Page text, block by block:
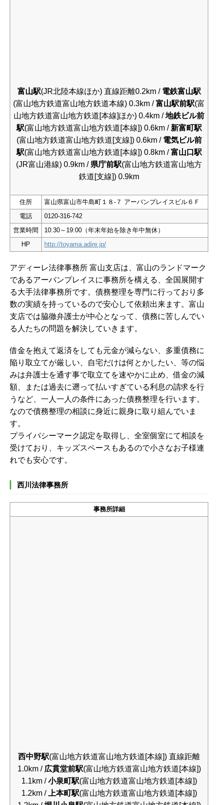
富山駅(JR北陸本線ほか) 直線距離0.2km / 電鉄富山駅
(富山地方鉄道富山地方鉄道本線) 0.3km /富山駅前駅(富
山地方鉄道富山地方鉄道[本線]ほか) 0.4km /地鉄ビル前
駅(富山地方鉄道富山地方鉄道[本線]) 0.6km / 新富町駅
(富山地方鉄道富山地方鉄道[支線]) 0.6km / 電気ビル前
駅(富山地方鉄道富山地方鉄道[本線]) 0.8km /富山口駅
(JR富山港線) 0.9km / 県庁前駅(富山地方鉄道富山地方
鉄道[支線]) 0.9km
住所
富山県富山市牛島町１８-７ アーバンプレイスビル６Ｆ
電話
0120-316-742
営業時間
10:30～19:00（年末年始を除き年中無休）
HP
http://toyama.adire.jp/
アディーレ法律事務所 富山支店は、富山のランドマーク
であるアーバンプレイスに事務所を構える、全国展開す
る大手法律事務所です。債務整理を専門に行っており多
数の実績を持っているので安心して依頼出来ます。富山
支店では脇徹弁護士が中心となって、債務に苦しんでい
る人たちの問題を解決していきます。
借金を抱えて返済をしても元金が減らない、多重債務に
陥り取立てが厳しい、自宅だけは何とかしたい、等の悩
みは弁護士を通す事で取立てを速やかに止め、借金の減
額、または過去に遡って払いすぎている利息の請求を行
うなど、一人一人の条件にあった債務整理を行います。
なので債務整理の相談に身近に親身に取り組んでいま
す。
プライバシーマーク認定を取得し、全室個室にて相談を
受けており、キッズスペースもあるので小さなお子様連
れでも安心です。
西川法律事務所
事務所詳細
西中野駅(富山地方鉄道富山地方鉄道[本線]) 直線距離
1.0km / 広貫堂前駅(富山地方鉄道富山地方鉄道[本線])
1.1km /小泉町駅(富山地方鉄道富山地方鉄道[本線])
1.2km /
上本町駅(富山地方鉄道富山地方鉄道[本線])